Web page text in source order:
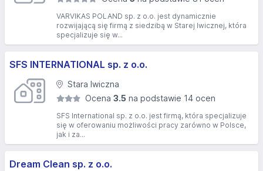
VARVIKAS POLAND sp. z o.o. jest dynamicznie
rozwijającą się firmą z siedzibą w Starej Iwicznej, która
specjalizuje się w...
SFS INTERNATIONAL sp. z o.o.
Stara Iwiczna
Ocena3.5 na podstawie 14 ocen
SFS International sp. z o.o. jest firmą, która specjalizuje
się w oferowaniu możliwości pracy zarówno w Polsce,
jak i za...
Dream Clean sp. z o.o.